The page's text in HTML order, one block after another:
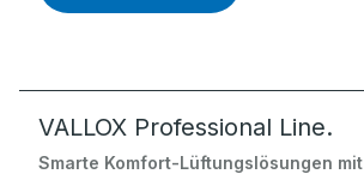
VALLOX Professional Line.
Smarte Komfort-Lüftungslösungen mit